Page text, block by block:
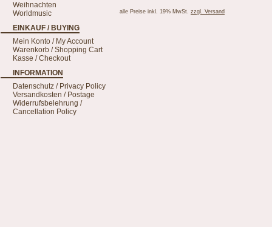
Weihnachten
Worldmusic
EINKAUF / BUYING
Mein Konto / My Account
Warenkorb / Shopping Cart
Kasse / Checkout
INFORMATION
Datenschutz / Privacy Policy
Versandkosten / Postage
Widerrufsbelehrung /
Cancellation Policy
alle Preise inkl. 19% MwSt. zzgl. Versand